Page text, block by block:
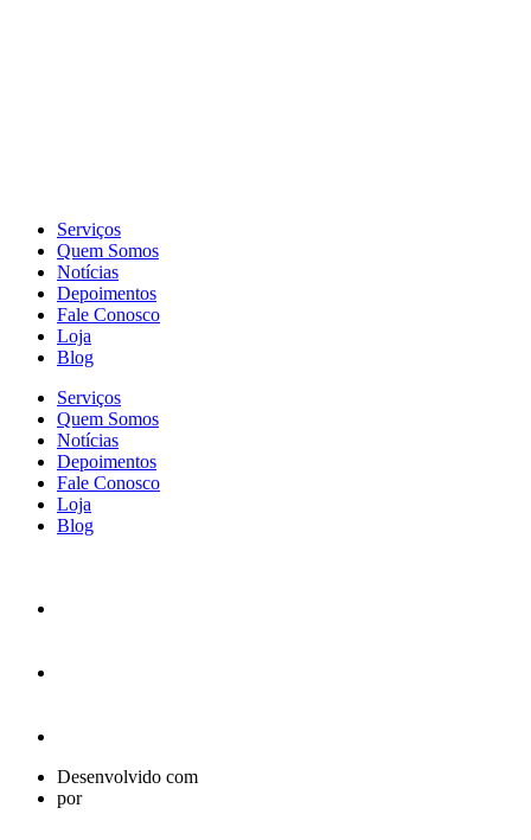
Serviços
Quem Somos
Notícias
Depoimentos
Fale Conosco
Loja
Blog
Serviços
Quem Somos
Notícias
Depoimentos
Fale Conosco
Loja
Blog
Desenvolvido com
por